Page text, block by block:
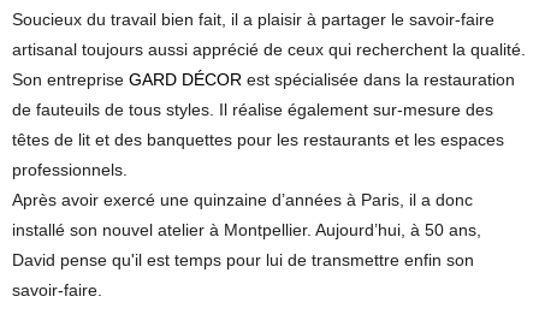
Soucieux du travail bien fait, il a plaisir à partager le savoir-faire
artisanal toujours aussi apprécié de ceux qui recherchent la qualité.
Son entreprise GARD DÉCOR est spécialisée dans la restauration
de fauteuils de tous styles. Il réalise également sur-mesure des
têtes de lit et des banquettes pour les restaurants et les espaces
professionnels.
Après avoir exercé une quinzaine d’années à Paris, il a donc
installé son nouvel atelier à Montpellier. Aujourd’hui, à 50 ans,
David pense qu'il est temps pour lui de transmettre enfin son
savoir-faire.